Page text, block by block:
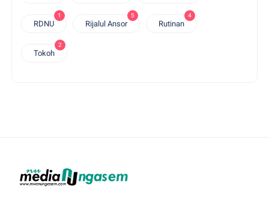
RDNU
1
Rijalul Ansor
5
Rutinan
4
Tokoh
2